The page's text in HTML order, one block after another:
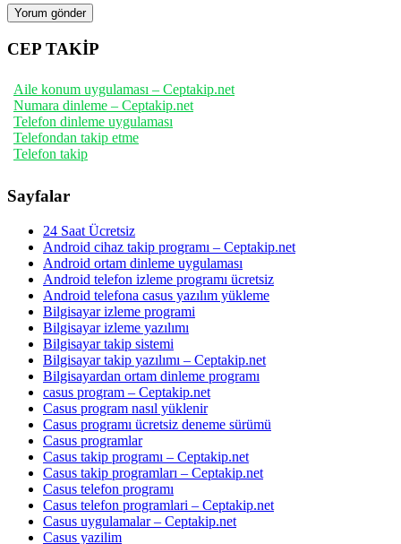
CEP TAKİP
Aile konum uygulaması – Ceptakip.net
Numara dinleme – Ceptakip.net
Telefon dinleme uygulaması
Telefondan takip etme
Telefon takip
Sayfalar
24 Saat Ücretsiz
Android cihaz takip programı – Ceptakip.net
Android ortam dinleme uygulaması
Android telefon izleme programı ücretsiz
Android telefona casus yazılım yükleme
Bilgisayar izleme programi
Bilgisayar izleme yazılımı
Bilgisayar takip sistemi
Bilgisayar takip yazılımı – Ceptakip.net
Bilgisayardan ortam dinleme programı
casus program – Ceptakip.net
Casus program nasıl yüklenir
Casus programı ücretsiz deneme sürümü
Casus programlar
Casus takip programı – Ceptakip.net
Casus takip programları – Ceptakip.net
Casus telefon programı
Casus telefon programlari – Ceptakip.net
Casus uygulamalar – Ceptakip.net
Casus yazilim